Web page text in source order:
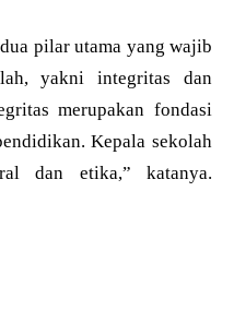
pilar utama yang wajib
yakni integritas dan
merupakan fondasi
Kepala sekolah
dan etika,” katanya.